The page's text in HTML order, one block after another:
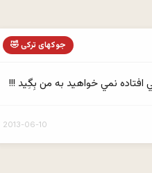
🤣 جوکهای ترکی
افتاده نمي خواهيد به من بِگِيد !!!
2013-06-10